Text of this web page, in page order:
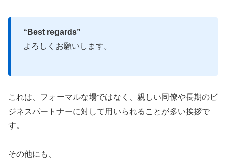
“Best regards”
よろしくお願いします。
これは、フォーマルな場ではなく、親しい同僚や長期のビ
ジネスパートナーに対して用いられることが多い挨拶で
す。
その他にも、